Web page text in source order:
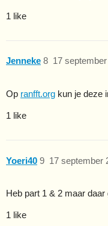
1 like
Jenneke 17
8
Op ranfft.org kun je deze
1 like
Yoeri40 17 september
9
Heb part 1 & 2 maar
1 like